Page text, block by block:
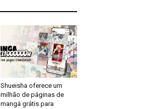
Shueisha oferece um
milhão de páginas de
mangá grátis para